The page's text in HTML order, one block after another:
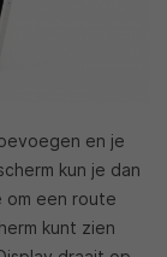
en je
kun je dan
om een route
kunt zien